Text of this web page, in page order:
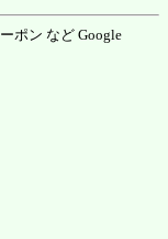
ポン など Google